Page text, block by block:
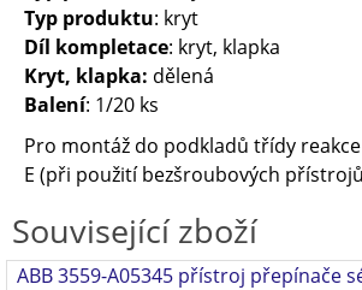
Typ produktu: kryt
Díl kompletace: kryt, klapka
Kryt, klapka: dělená
Balení: 1/20 ks
Pro montáž do podkladů třídy reakce
E (při použití bezšroubových
Související zboží
ABB 3559-A05345 přístroj přepínače